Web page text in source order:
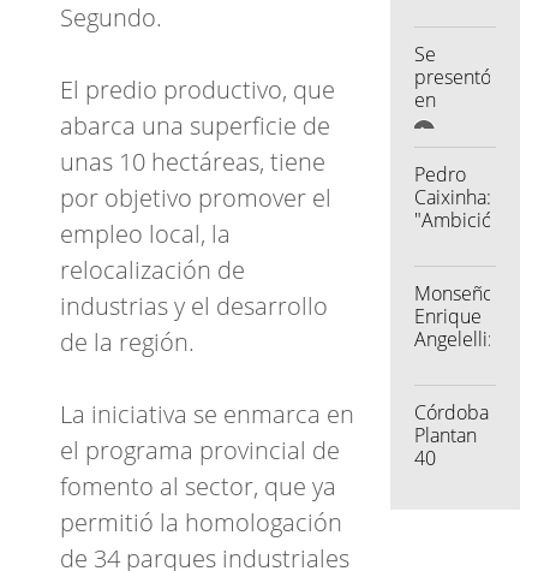
Segundo.
El predio productivo, que
abarca una superficie de
unas 10 hectáreas, tiene
por objetivo promover el
empleo local, la
relocalización de
industrias y el desarrollo
de la región.
La iniciativa se enmarca en
el programa provincial de
fomento al sector, que ya
permitió la homologación
de 34 parques industriales
el nuevo
aumento
de
haberes
y un
bono
para
jubilados
Se
presentó
en
Córdoba
un
exoesqueleto
de
última
Pedro
Caixinha:
"Ambición,
y salir
siempre
a ganar"
Monseñor
Enrique
Angelelli:
mártir
ocultado
y
negado
Córdoba:
Plantan
40